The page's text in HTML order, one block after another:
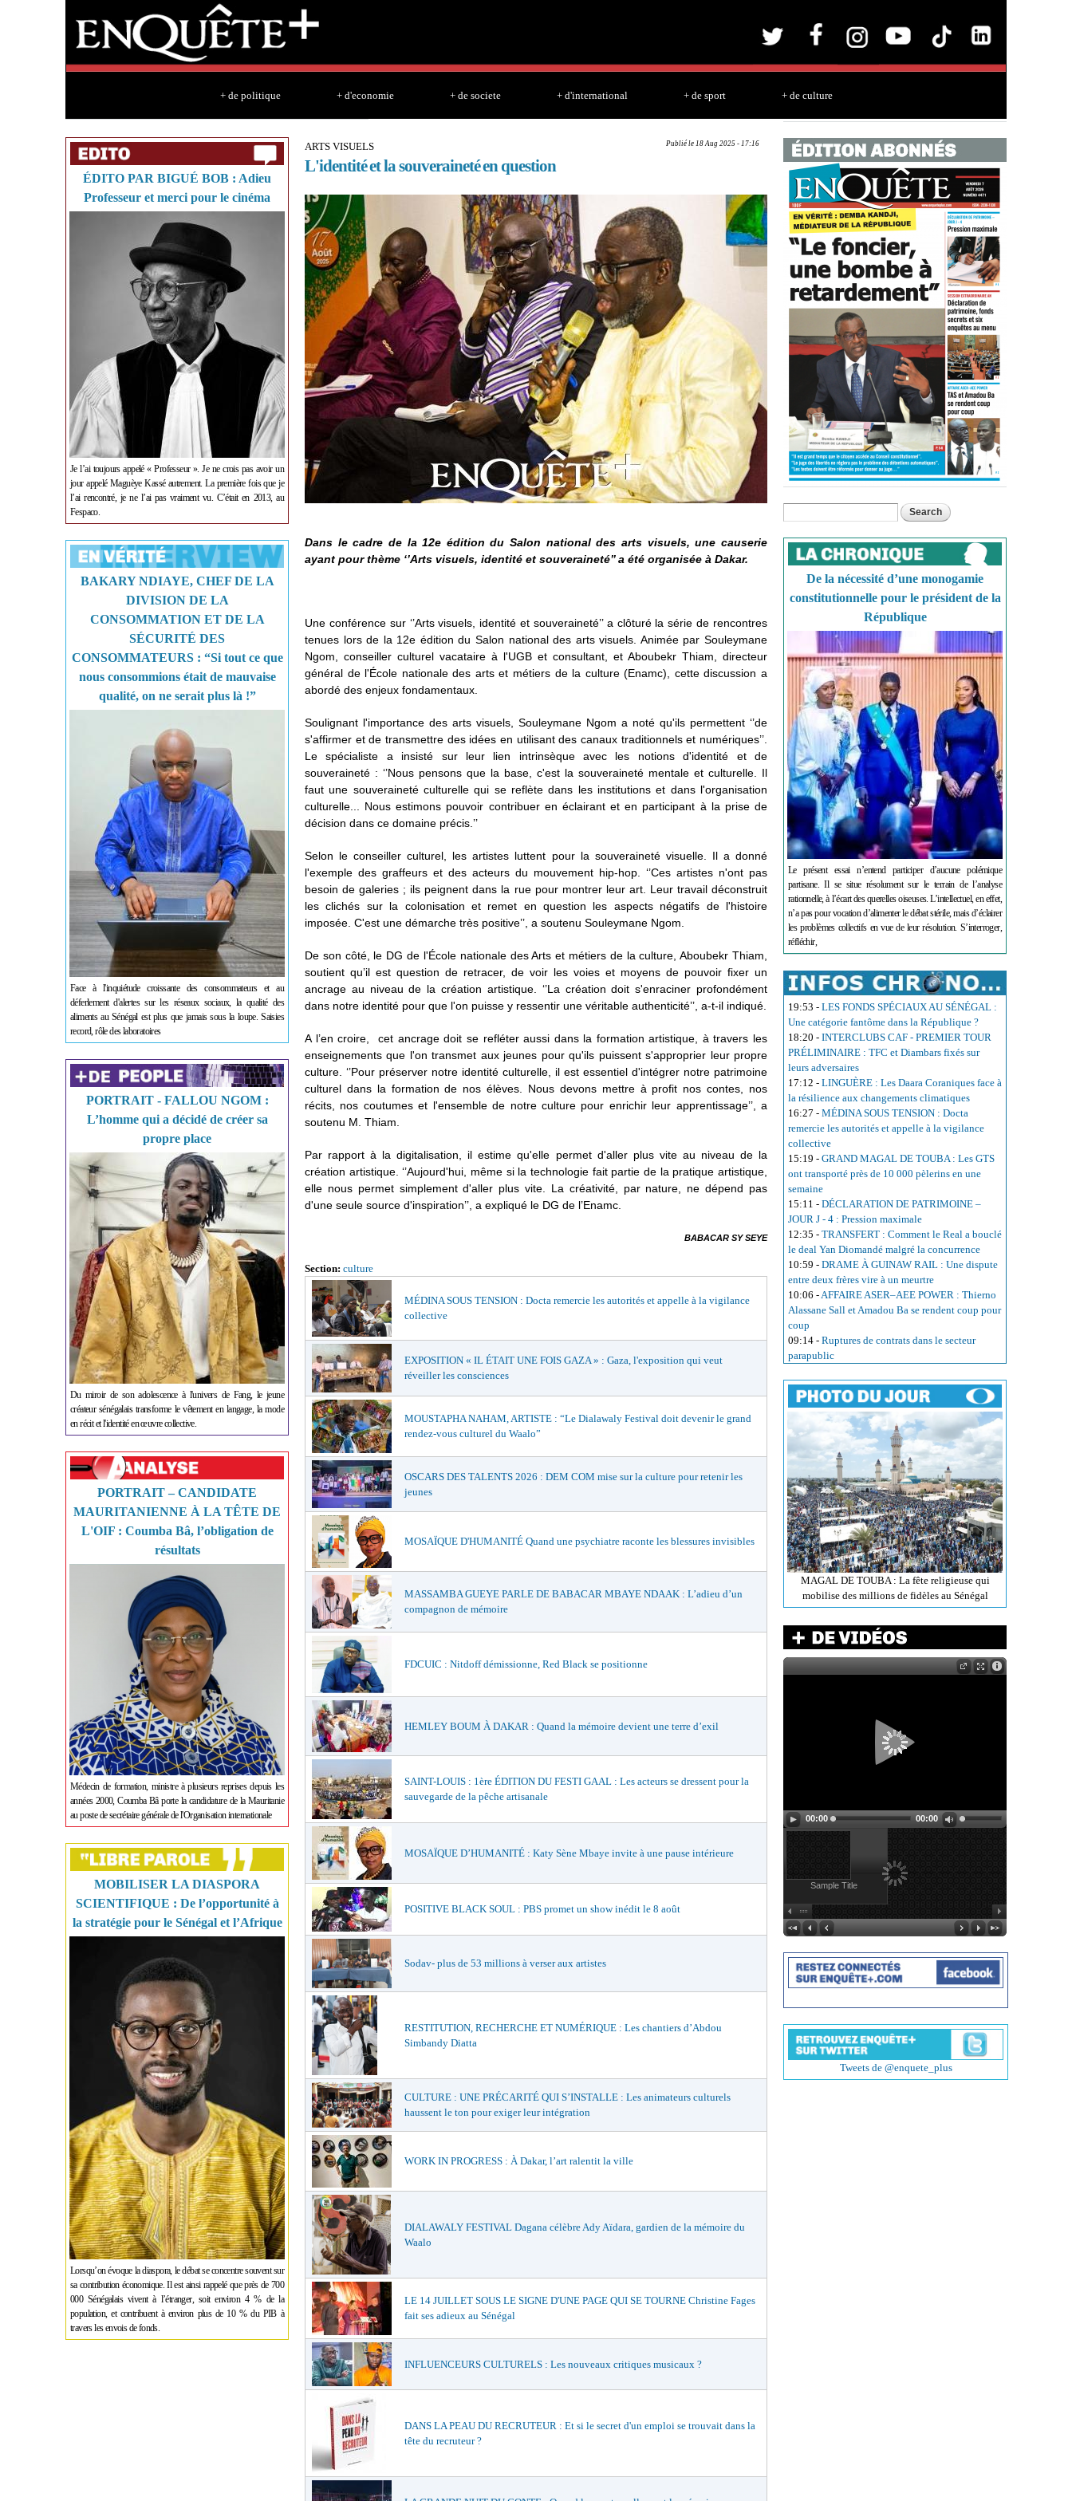
+ de politique + d'economie + de societe + d'international + de sport + de culture
ÉDITO PAR BIGUÉ BOB : Adieu
Professeur et merci pour le cinéma
Je l’ai toujours appelé « Professeur ». Je ne crois pas avoir un
jour appelé Maguèye Kassé autrement. La première fois que je
l’ai rencontré, je ne l’ai pas vraiment vu. C’était en 2013, au
Fespaco.
BAKARY NDIAYE, CHEF DE LA
DIVISION DE LA
CONSOMMATION ET DE LA
SÉCURITÉ DES
CONSOMMATEURS : “Si tout ce que
nous consommions était de mauvaise
qualité, on ne serait plus là !”
Face à l'inquiétude croissante des consommateurs et au
déferlement d'alertes sur les réseaux sociaux, la qualité des
aliments au Sénégal est plus que jamais sous la loupe. Saisies
record, rôle des laboratoires
PORTRAIT - FALLOU NGOM :
L’homme qui a décidé de créer sa
propre place
Du miroir de son adolescence à l'univers de Fang, le jeune
créateur sénégalais transforme le vêtement en langage, la mode
en récit et l'identité en œuvre collective.
PORTRAIT – CANDIDATE
MAURITANIENNE À LA TÊTE DE
L'OIF : Coumba Bâ, l’obligation de
résultats
Médecin de formation, ministre à plusieurs reprises depuis les
années 2000, Coumba Bâ porte la candidature de la Mauritanie
au poste de secrétaire générale de l'Organisation internationale
MOBILISER LA DIASPORA
SCIENTIFIQUE : De l’opportunité à
la stratégie pour le Sénégal et l’Afrique
Lorsqu’on évoque la diaspora, le débat se concentre souvent sur
sa contribution économique. Il est ainsi rappelé que près de 700
000 Sénégalais vivent à l’étranger, soit environ 4 % de la
population, et contribuent à environ plus de 10 % du PIB à
travers les envois de fonds.
Publié le 18 Aug 2025 - 17:16
ARTS VISUELS
L'identité et la souveraineté en question
Dans le cadre de la 12e édition du Salon national des arts visuels, une causerie
ayant pour thème ‘’Arts visuels, identité et souveraineté’’ a été organisée à Dakar.
Une conférence sur ‘’Arts visuels, identité et souveraineté’’ a clôturé la série de rencontres
tenues lors de la 12e édition du Salon national des arts visuels. Animée par Souleymane
Ngom, conseiller culturel vacataire à l'UGB et consultant, et Aboubekr Thiam, directeur
général de l'École nationale des arts et métiers de la culture (Enamc), cette discussion a
abordé des enjeux fondamentaux.
Soulignant l'importance des arts visuels, Souleymane Ngom a noté qu'ils permettent ‘’de
s'affirmer et de transmettre des idées en utilisant des canaux traditionnels et numériques’’.
Le spécialiste a insisté sur leur lien intrinsèque avec les notions d'identité et de
souveraineté : ‘’Nous pensons que la base, c'est la souveraineté mentale et culturelle. Il
faut une souveraineté culturelle qui se reflète dans les institutions et dans l'organisation
culturelle... Nous estimons pouvoir contribuer en éclairant et en participant à la prise de
décision dans ce domaine précis.’’
Selon le conseiller culturel, les artistes luttent pour la souveraineté visuelle. Il a donné
l'exemple des graffeurs et des acteurs du mouvement hip-hop. ‘’Ces artistes n'ont pas
besoin de galeries ; ils peignent dans la rue pour montrer leur art. Leur travail déconstruit
les clichés sur la colonisation et remet en question les aspects négatifs de l'histoire
imposée. C'est une démarche très positive’’, a soutenu Souleymane Ngom.
De son côté, le DG de l'École nationale des Arts et métiers de la culture, Aboubekr Thiam,
soutient qu’il est question de retracer, de voir les voies et moyens de pouvoir fixer un
ancrage au niveau de la création artistique. ‘’La création doit s'enraciner profondément
dans notre identité pour que l'on puisse y ressentir une véritable authenticité’’, a-t-il indiqué.
A l’en croire, cet ancrage doit se refléter aussi dans la formation artistique, à travers les
enseignements que l'on transmet aux jeunes pour qu'ils puissent s'approprier leur propre
culture. ‘’Pour préserver notre identité culturelle, il est essentiel d'intégrer notre patrimoine
culturel dans la formation de nos élèves. Nous devons mettre à profit nos contes, nos
récits, nos coutumes et l'ensemble de notre culture pour enrichir leur apprentissage’’, a
soutenu M. Thiam.
Par rapport à la digitalisation, il estime qu'elle permet d'aller plus vite au niveau de la
création artistique. ‘’Aujourd'hui, même si la technologie fait partie de la pratique artistique,
elle nous permet simplement d'aller plus vite. La créativité, par nature, ne dépend pas
d'une seule source d'inspiration’’, a expliqué le DG de l’Enamc.
BABACAR SY SEYE
Section: culture
MÉDINA SOUS TENSION : Docta remercie les autorités et appelle à la vigilance
collective
EXPOSITION « IL ÉTAIT UNE FOIS GAZA » : Gaza, l'exposition qui veut
réveiller les consciences
MOUSTAPHA NAHAM, ARTISTE : “Le Dialawaly Festival doit devenir le grand
rendez-vous culturel du Waalo”
OSCARS DES TALENTS 2026 : DEM COM mise sur la culture pour retenir les
jeunes
MOSAÏQUE D'HUMANITÉ Quand une psychiatre raconte les blessures invisibles
MASSAMBA GUEYE PARLE DE BABACAR MBAYE NDAAK : L’adieu d’un
compagnon de mémoire
FDCUIC : Nitdoff démissionne, Red Black se positionne
HEMLEY BOUM À DAKAR : Quand la mémoire devient une terre d’exil
SAINT-LOUIS : 1ère ÉDITION DU FESTI GAAL : Les acteurs se dressent pour la
sauvegarde de la pêche artisanale
MOSAÏQUE D’HUMANITÉ : Katy Sène Mbaye invite à une pause intérieure
POSITIVE BLACK SOUL : PBS promet un show inédit le 8 août
Sodav- plus de 53 millions à verser aux artistes
RESTITUTION, RECHERCHE ET NUMÉRIQUE : Les chantiers d’Abdou
Simbandy Diatta
CULTURE : UNE PRÉCARITÉ QUI S’INSTALLE : Les animateurs culturels
haussent le ton pour exiger leur intégration
WORK IN PROGRESS : À Dakar, l’art ralentit la ville
DIALAWALY FESTIVAL Dagana célèbre Ady Aïdara, gardien de la mémoire du
Waalo
LE 14 JUILLET SOUS LE SIGNE D'UNE PAGE QUI SE TOURNE Christine Fages
fait ses adieux au Sénégal
INFLUENCEURS CULTURELS : Les nouveaux critiques musicaux ?
DANS LA PEAU DU RECRUTEUR : Et si le secret d'un emploi se trouvait dans la
tête du recruteur ?
Search form
De la nécessité d’une monogamie
constitutionnelle pour le président de la
République
Le présent essai n’entend participer d’aucune polémique
partisane. Il se situe résolument sur le terrain de l’analyse
rationnelle, à l’écart des querelles oiseuses. L’intellectuel, en effet,
n’a pas pour vocation d’alimenter le débat stérile, mais d’éclairer
les problèmes collectifs en vue de leur résolution. S’interroger,
réfléchir,
19:53 - LES FONDS SPÉCIAUX AU SÉNÉGAL :
Une catégorie fantôme dans la République ?
18:20 - INTERCLUBS CAF - PREMIER TOUR
PRÉLIMINAIRE : TFC et Diambars fixés sur
leurs adversaires
17:12 - LINGUÈRE : Les Daara Coraniques face à
la résilience aux changements climatiques
16:27 - MÉDINA SOUS TENSION : Docta
remercie les autorités et appelle à la vigilance
collective
15:19 - GRAND MAGAL DE TOUBA : Les GTS
ont transporté près de 10 000 pèlerins en une
semaine
15:11 - DÉCLARATION DE PATRIMOINE –
JOUR J - 4 : Pression maximale
12:35 - TRANSFERT : Comment le Real a bouclé
le deal Yan Diomandé malgré la concurrence
10:59 - DRAME À GUINAW RAIL : Une dispute
entre deux frères vire à un meurtre
10:06 -AFFAIRE ASER–AEE POWER : Thierno
Alassane Sall et Amadou Ba se rendent coup pour
coup
09:14 - Ruptures de contrats dans le secteur
parapublic
MAGAL DE TOUBA : La fête religieuse qui
mobilise des millions de fidèles au Sénégal
00:00 00:00
Sample Title
Tweets de @enquete_plus